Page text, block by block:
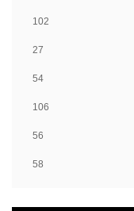
102
27
54
106
56
58